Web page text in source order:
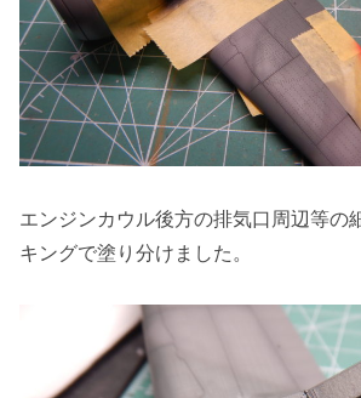
エンジンカウル後方の排気口周辺等の
キングで塗り分けました。